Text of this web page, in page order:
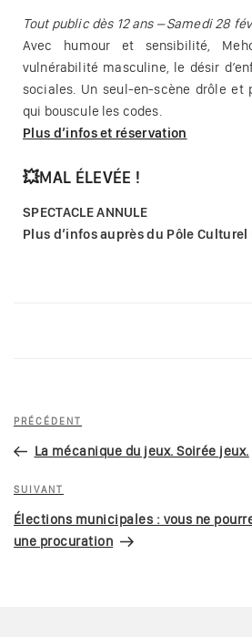
Tout public dès 12 ans – Samedi 28
Avec humour et sensibilité,
vulnérabilité masculine, le désir
sociales. Un seul-en-scène drôle et
qui bouscule les codes.
Plus d’infos et réservation
💥MAL ÉLEVÉE !
SPECTACLE ANNULE
Plus d’infos auprès du Pôle Culturel
PRÉCÉDENT
La mécanique du jeux. Soirée jeux.
SUIVANT
Élections municipales : vous ne
une procuration